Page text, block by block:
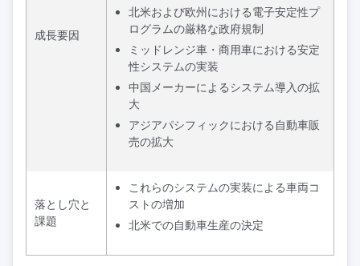
成長要因
北米および欧州における電子安定性プ
ログラムの厳格な政府規制
ミッドレンジ車・商用車における安定
性システムの実装
中国メーカーによるシステム導入の拡
大
アジアパシフィックにおける自動車販
売の拡大
落とし穴と
課題
これらのシステムの実装による車両コ
ストの増加
北米での自動車生産の決定